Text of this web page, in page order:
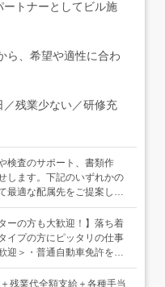
トナーとしてビル施
ら、希望や適性に合わ
残業少ない／研修充
検査のサポート、書類作
します。下記のいずれかの
最適な配属先をご提案しま
単な業務から少しずつお任
つも通り」を保つサポート
稼働できるかチェックする
ペレーション・メンテナ
の手配、制御室での運転監
ーの方も大歓迎！】落ち着
イプの方にピッタリの仕事
迎＞・普通自動車免許をお
着いて物事を見ることが
自分のペースで成長してい
残業代全額支給＋各種手当